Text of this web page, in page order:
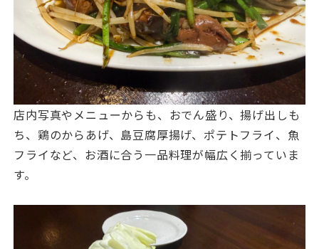
店内写真やメニューからも、おでん盛り、揚げ出しも
ち、鶏のからあげ、島豆腐厚揚げ、ポテトフライ、魚
フライなど、お酒に合う一品料理が幅広く揃っていま
す。